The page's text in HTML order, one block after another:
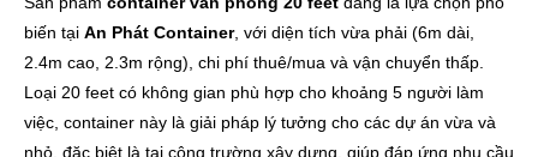
biến tại An Phát Container, với diện tích vừa phải (6m dài,
2.4m cao, 2.3m rộng), chi phí thuê/mua và vận chuyển thấp.
Loại 20 feet có không gian phù hợp cho khoảng 5 người làm
việc, container này là giải pháp lý tưởng cho các dự án vừa và
nhỏ, đặc biệt là tại công trường xây dựng, giúp đáp ứng nhu cầu